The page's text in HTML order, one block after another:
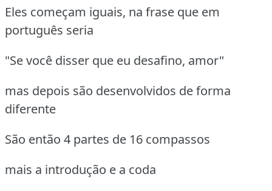
Eles começam iguais, na frase que em
português seria
"Se você disser que eu desafino, amor"
mas depois são desenvolvidos de forma
diferente
São então 4 partes de 16 compassos
mais a introdução e a coda